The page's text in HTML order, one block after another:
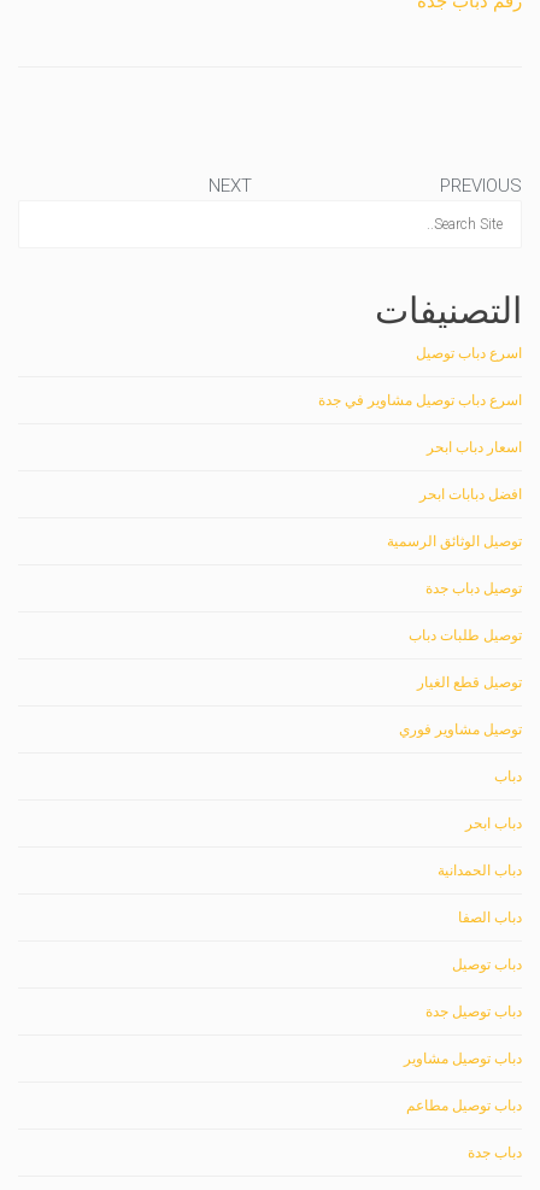
PREVIOUS
NEXT
التصنيفات
اسرع دباب توصيل
اسرع دباب توصيل مشاوير في جدة
اسعار دباب ابحر
افضل دبابات ابحر
توصيل الوثائق الرسمية
توصيل دباب جدة
توصيل طلبات دباب
توصيل قطع الغيار
توصيل مشاوير فوري
دباب
دباب ابحر
دباب الحمدانية
دباب الصفا
دباب توصيل
دباب توصيل جدة
دباب توصيل مشاوير
دباب توصيل مطاعم
دباب جدة